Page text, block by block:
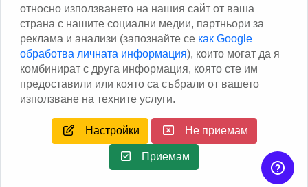
Изчисли доставката със Спиди
Facebook
относно използването на нашия сайт от ваша
страна с нашите социални медии, партньори за
реклама и анализи (запознайте се как Google
обработва личната информация), които могат да я
комбинират с друга информация, която сте им
предоставили или която са събрали от вашето
използване на техните услуги.
Настройки Не приемам
Приемам
Copyright © 2013 - 2026Дейтаком ООДAuthor
rights reserved.